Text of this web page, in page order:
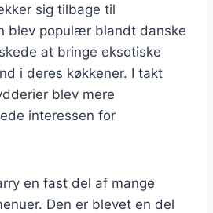
sig tilbage til
blev populær blandt danske
at bringe eksotiske
i deres køkkener. I takt
blev mere
interessen for
en fast del af mange
Den er blevet en del